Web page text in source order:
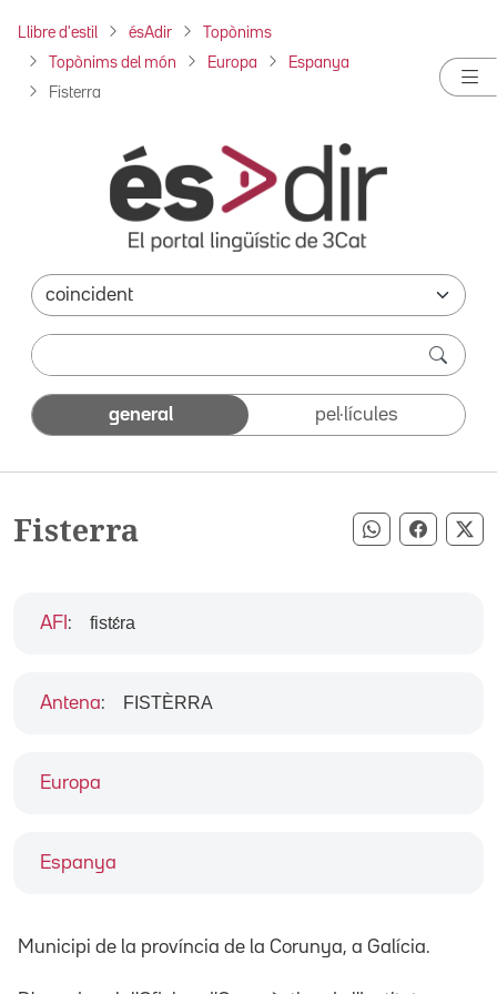
Llibre d'estil ésAdir Topònims
Topònims del món Europa Espanya
Fisterra
general pel·lícules
Fisterra Compartir
Europa
Espanya
AFI : fistɛ́ra
Antena: FISTÈRRA
Municipi de la província de la Corunya, a Galícia.